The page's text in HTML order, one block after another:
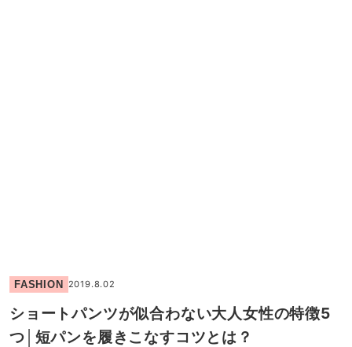
FASHION 2019.8.02
ショートパンツが似合わない大人女性の特徴5
つ│短パンを履きこなすコツとは？